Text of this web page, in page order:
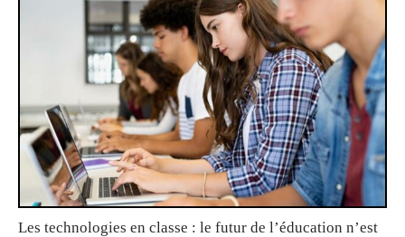
Les technologies en classe : le futur de l’éducation n’est